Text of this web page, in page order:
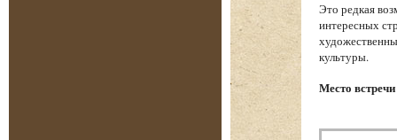
Это редкая
интересных
культуры.
Место